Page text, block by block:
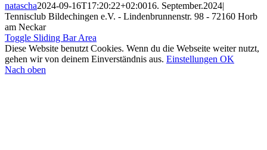
natascha2024-09-16T17:20:22+02:0016. September.2024|
Tennisclub Bildechingen e.V. - Lindenbrunnenstr. 98 - 72160 Horb
am Neckar
Toggle Sliding Bar Area
Diese Website benutzt Cookies. Wenn du die Webseite weiter nutzt,
gehen wir von deinem Einverständnis aus. Einstellungen OK
Nach oben